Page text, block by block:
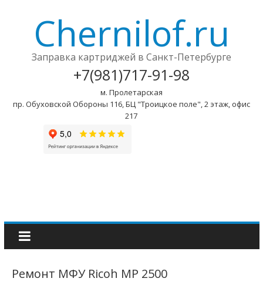
Chernilof.ru
Заправка картриджей в Санкт-Петербурге
+7(981)717-91-98
м. Пролетарская
пр. Обуховской Обороны 116, БЦ "Троицкое поле", 2 этаж, офис
217
Ремонт МФУ Ricoh MP 2500